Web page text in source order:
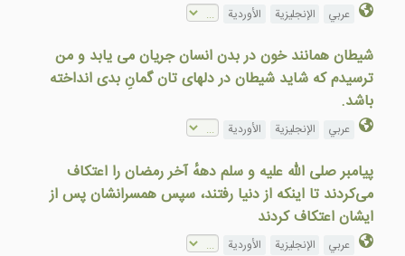
عربي الإنجليزية الأوردية
شيطان همانند خون در بدن انسان جريان می يابد و من
ترسيدم که شايد شيطان در دلهای تان گمانِ بدی انداخته
باشد.
عربي الإنجليزية الأوردية
پیامبر صلی الله علیه و سلم دههٔ آخر رمضان را اعتکاف
می‌کردند تا اینکه از دنیا رفتند، سپس همسرانشان پس از
ایشان اعتکاف کردند
عربي الإنجليزية الأوردية